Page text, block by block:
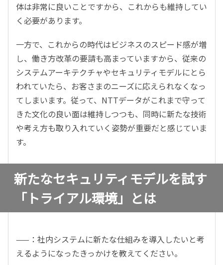
体は非常に良いことですから、これからも維持してい
く必要があります。
一方で、これからの時代はビジネスのスピード感が増
し、働き方改革の要請も高まっていますから、従来の
システムアーキテクチャやセキュリティモデルにとら
われていたら、お客さまのニーズに応えられなくなっ
てしまいます。従って、NTTデータがこれまで守って
きた文化の良い面は維持しつつも、同時に新たな技術
や考え方も取り入れていく姿勢が重要だと感じていま
す。
新たなセキュリティモデルを試す
「トライアル環境」とは
——：社内システムに新たな仕組みを導入したいと考
えるようになったきっかけを教えてください。